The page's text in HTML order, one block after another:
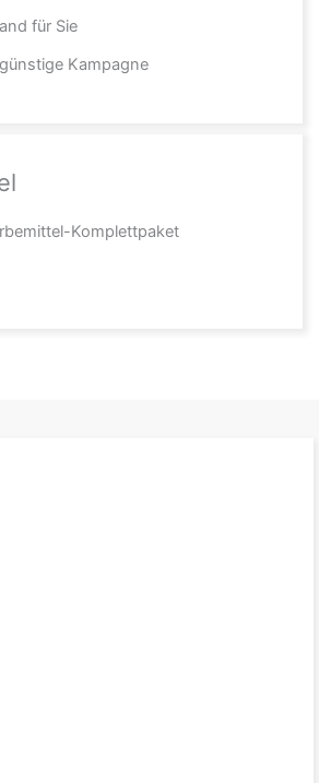
für Sie
Kampagne
Komplettpaket